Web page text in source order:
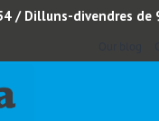
/ Dilluns-divendres de